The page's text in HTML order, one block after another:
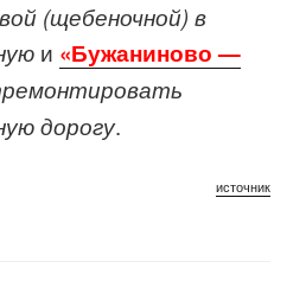
(щебеночной) в
и «Бужаниново —
дорогу.
источник